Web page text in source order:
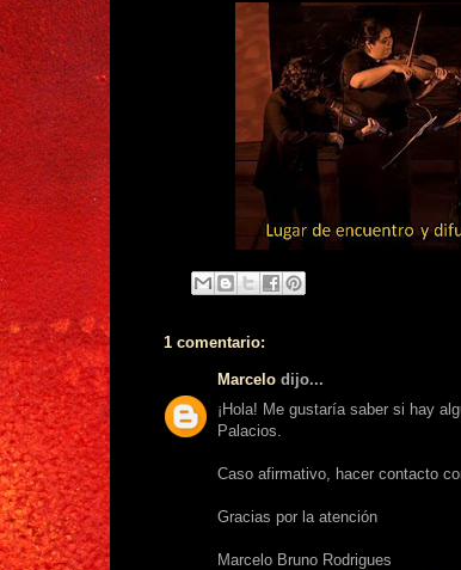
1 comentario:
Marcelo dijo...
¡Hola! Me gustaría saber si hay
Palacios.
Caso afirmativo, hacer contacto
Gracias por la atención
Marcelo Bruno Rodrigues